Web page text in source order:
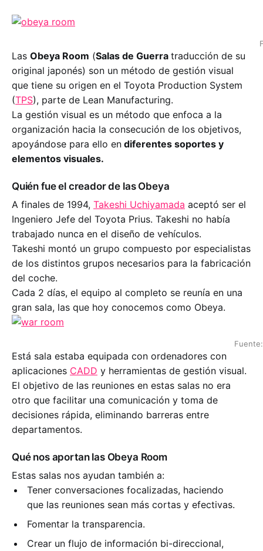
Las Obeya Room (Salas de Guerra traducción de su
original japonés) son un método de gestión visual
que tiene su origen en el Toyota Production System
(TPS), parte de Lean Manufacturing.
La gestión visual es un método que enfoca a la
organización hacia la consecución de los objetivos,
apoyándose para ello en diferentes soportes y
elementos visuales.
Quién fue el creador de las Obeya
A finales de 1994, Takeshi Uchiyamada aceptó ser el
Ingeniero Jefe del Toyota Prius. Takeshi no había
trabajado nunca en el diseño de vehículos.
Takeshi montó un grupo compuesto por especialistas
de los distintos grupos necesarios para la fabricación
del coche.
Cada 2 días, el equipo al completo se reunía en una
gran sala, las que hoy conocemos como Obeya.
Está sala estaba equipada con ordenadores con
aplicaciones CADD y herramientas de gestión visual.
El objetivo de las reuniones en estas salas no era
otro que facilitar una comunicación y toma de
decisiones rápida, eliminando barreras entre
departamentos.
Qué nos aportan las Obeya Room
Estas salas nos ayudan también a:
Tener conversaciones focalizadas, haciendo
que las reuniones sean más cortas y efectivas.
Fomentar la transparencia.
Crear un flujo de información bi-direccional,